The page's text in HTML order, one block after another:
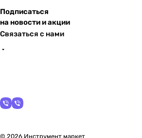
Подписаться
на новости и акции
Связаться с нами
© 2026 Инструмент маркет